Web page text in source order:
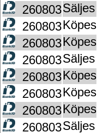
260803Säljes
260803Köpes
260803Köpes
260803Säljes
260803Köpes
260803Köpes
260803Köpes
260803Säljes